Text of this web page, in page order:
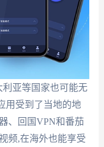
亚等国家也可能无
用受到了当地的地
、回国VPN和番茄
频,在海外也能享受